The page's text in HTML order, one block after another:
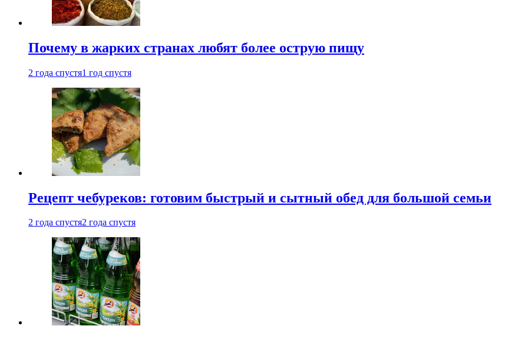
Почему в жарких странах любят более острую пищу
2 года спустя1 год спустя
Рецепт чебуреков: готовим быстрый и сытный обед для большой семьи
2 года спустя2 года спустя